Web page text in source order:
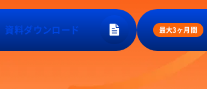
資料ダウンロード 最大3ヶ月間